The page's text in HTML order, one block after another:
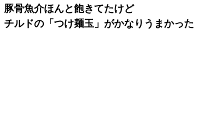
豚骨魚介ほんと飽きてたけど
チルドの「つけ麺玉」がかなりうまかった